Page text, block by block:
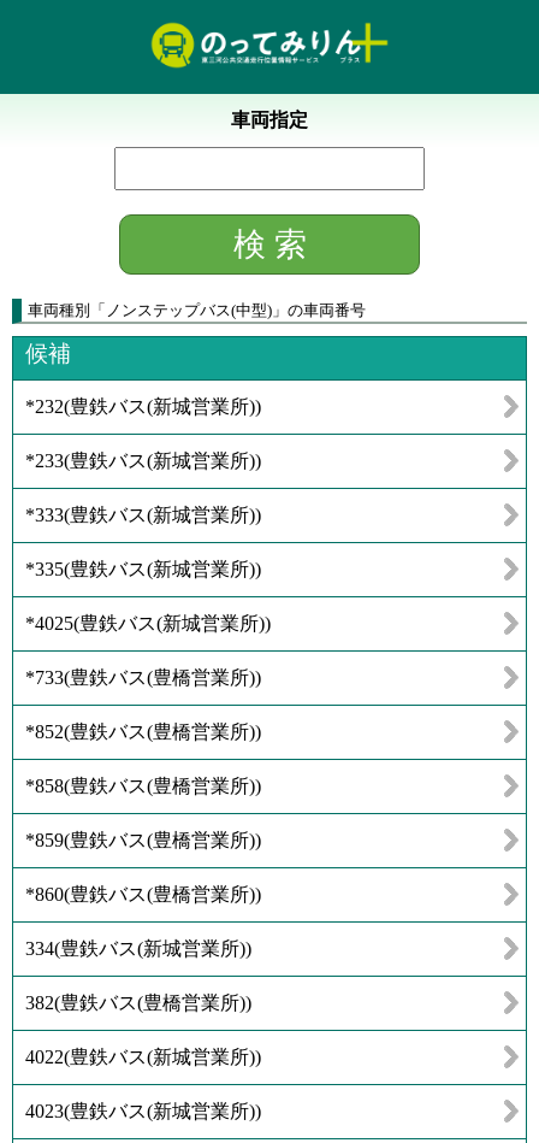
車両指定
車両種別 「 ノンステップバス(中型) 」 の車両番号
候補
*232(豊鉄バス(新城営業所))
*233(豊鉄バス(新城営業所))
*333(豊鉄バス(新城営業所))
*335(豊鉄バス(新城営業所))
*4025(豊鉄バス(新城営業所))
*733(豊鉄バス(豊橋営業所))
*852(豊鉄バス(豊橋営業所))
*858(豊鉄バス(豊橋営業所))
*859(豊鉄バス(豊橋営業所))
*860(豊鉄バス(豊橋営業所))
334(豊鉄バス(新城営業所))
382(豊鉄バス(豊橋営業所))
4022(豊鉄バス(新城営業所))
4023(豊鉄バス(新城営業所))